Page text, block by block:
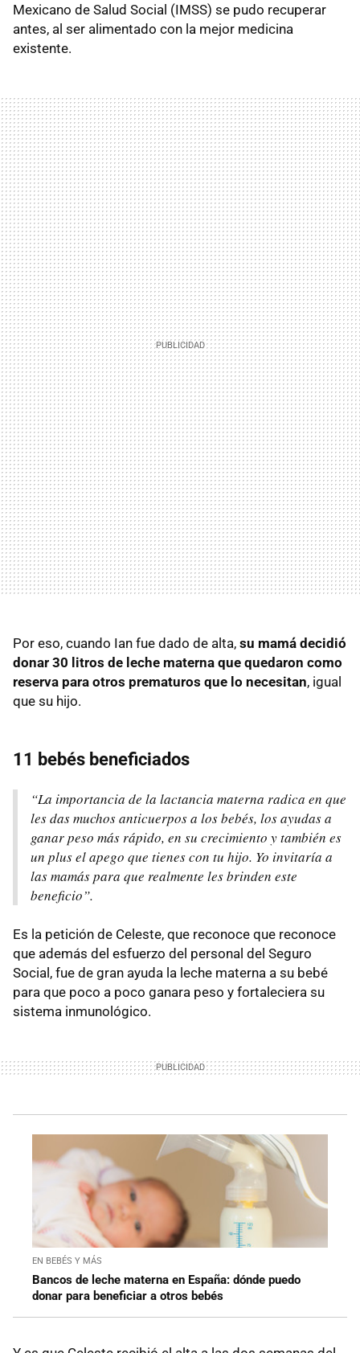
Mexicano de Salud Social (IMSS) se pudo recuperar
antes, al ser alimentado con la mejor medicina
existente.
Por eso, cuando Ian fue dado de alta, su mamá decidió
donar 30 litros de leche materna que quedaron como
reserva para otros prematuros que lo necesitan, igual
que su hijo.
11 bebés beneficiados
“La importancia de la lactancia materna radica en que
les das muchos anticuerpos a los bebés, los ayudas a
ganar peso más rápido, en su crecimiento y también es
un plus el apego que tienes con tu hijo. Yo invitaría a
las mamás para que realmente les brinden este
beneficio”.
Es la petición de Celeste, que reconoce que reconoce
que además del esfuerzo del personal del Seguro
Social, fue de gran ayuda la leche materna a su bebé
para que poco a poco ganara peso y fortaleciera su
sistema inmunológico.
EN BEBÉS Y MÁS
Bancos de leche materna en España: dónde puedo
donar para beneficiar a otros bebés